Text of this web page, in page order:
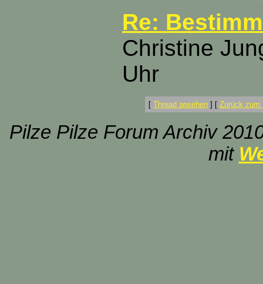
Re:
Christine
Uhr
[ Thread ansehen ] [ Zurück zum
Pilze Pilze Forum Archiv
mit